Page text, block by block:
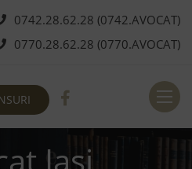
0742.28.62.28 (0742.AVOCAT)
0770.28.62.28 (0770.AVOCAT)
Iasi